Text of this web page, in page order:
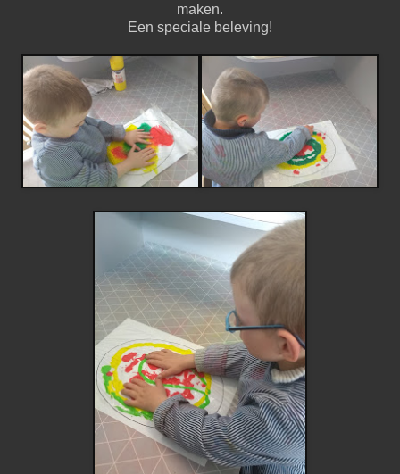
maken.
Een speciale beleving!